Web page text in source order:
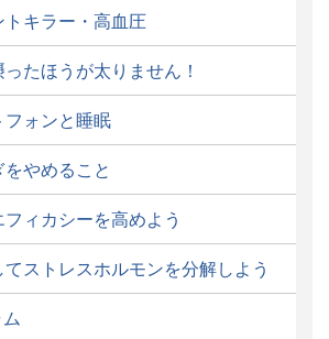
キラー・高血圧
たほうが太りません！
ォンと睡眠
やめること
ィカシーを高めよう
ストレスホルモンを分解しよう